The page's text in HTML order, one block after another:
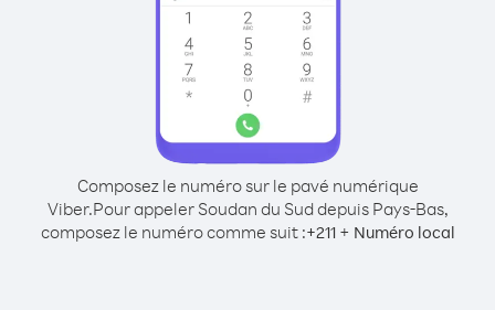
Composez le numéro sur le pavé numérique
Viber.Pour appeler Soudan du Sud depuis Pays-Bas,
composez le numéro comme suit :+211+ Numéro local